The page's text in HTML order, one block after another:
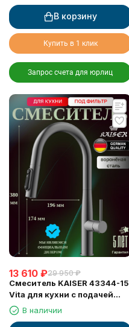
В корзину
Купить в 1 клик
Запрос счета для юрлиц
13 610 ₽29 950 ₽
Смеситель KAISER 43344-15
Vita для кухни с подачей
фильтрованной воды
В наличии